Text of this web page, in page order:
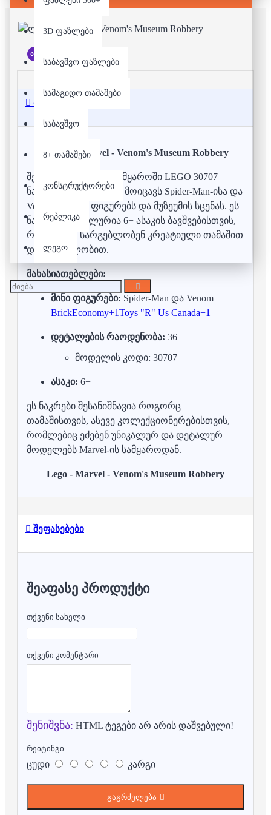
3D ფაზლები
საბავშვო ფაზლები
სამაგიდო თამაშები
საბავშვო
8+ თამაშები
კონსტრუქტორები
რეპლიკა
ლეგო
არ არის მარაგში
აღწერა
ლეგო - Marvel - Venom's Museum Robbery
შეაბიჯეთ Marvel-ის სამყაროში LEGO 30707
ნაკრებით, რომელიც მოიცავს Spider-Man-ისა და
Venom-ის მინი ფიგურებს და მუზეუმის სცენას. ეს
ნაკრები იდეალურია 6+ ასაკის ბავშვებისთვის,
რომლებიც სარგებლობენ კრეატიული თამაშით
და მშენებლობით.
მახასიათებლები:
მინი ფიგურები: Spider-Man და Venom
BrickEconomy+1Toys "R" Us Canada+1
დეტალების რაოდენობა: 36
მოდელის კოდი: 30707
ასაკი: 6+
ეს ნაკრები შესანიშნავია როგორც
თამაშისთვის, ასევე კოლექციონერებისთვის,
რომლებიც ეძებენ უნიკალურ და დეტალურ
მოდელებს Marvel-ის სამყაროდან.
Lego - Marvel - Venom's Museum Robbery
შეფასებები
ᲨᲔᲐᲤᲐᲡᲔ ᲞᲠᲝᲓᲣᲥᲢᲘ
თქვენი სახელი
თქვენი კომენტარი
შენიშვნა: HTML ტეგები არ არის დაშვებული!
რეიტინგი
ცუდი კარგი
გაგრძელება